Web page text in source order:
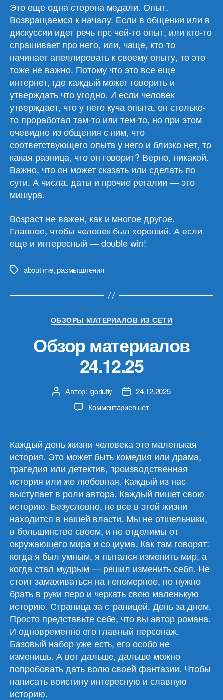
Это еще одна сторона медали. Опыт.
Возвращаемся к началу. Если в общении или в
дискуссии идет речь про чей-то опыт, или кто-то
спрашивает про него, или, чаще, кто-то
начинает апеллировать к своему опыту, то это
тоже не важно. Потому что это все еще
интернет, где каждый может говорить и
утверждать что угодно. И если человек
утверждает, что у него куча опыта, он столько-
то проработал там-то или тем-то, но при этом
очевидно из общения с ним, что
соответствующего опыта у него и близко нет, то
какая разница, что он говорит? Верно, никакой.
Важно, что он может сказать или сделать по
сути. А числа, даты и прочие регалии — это
мишура.
Возраст не важен, как и многое другое.
Главное, чтобы человек был хороший. А если
еще и интересный — double win!
Меткиabout me, размышления
Рубрики
ОБЗОРЫ МАТЕРИАЛОВ ИЗ СЕТИ
Обзор материалов
24.12.25
Автор
записи
Автор: igorlutiy
Дата24.12.2025
Комментариевк
24.12.25
нет
Каждый день жизни человека это маленькая
история. Это может быть комедия или драма,
трагедия или детектив, производственная
история или же любовная. Каждый из нас
выступает в роли автора. Каждый пишет свою
историю. Безусловно, не все в этой жизни
находится в нашей власти. Мы не отшельники,
в большинстве своем, и не отделимы от
окружающего мира и социума. Как там говорят:
когда я был умным, я пытался изменить мир, а
когда стал мудрым — решил изменить себя. Не
стоит замахиваться на непомерное, но нужно
брать в руки перо и черкать свою маленькую
историю. Страница за страницей. День за днем.
Просто представьте себе, что вы автор романа.
И одновременно его главный персонаж.
Базовый набор уже есть, его особо не
изменишь. А вот дальше, дальше можно
попробовать дать волю своей фантазии. Чтобы
написать воистину интересную и славную
историю.